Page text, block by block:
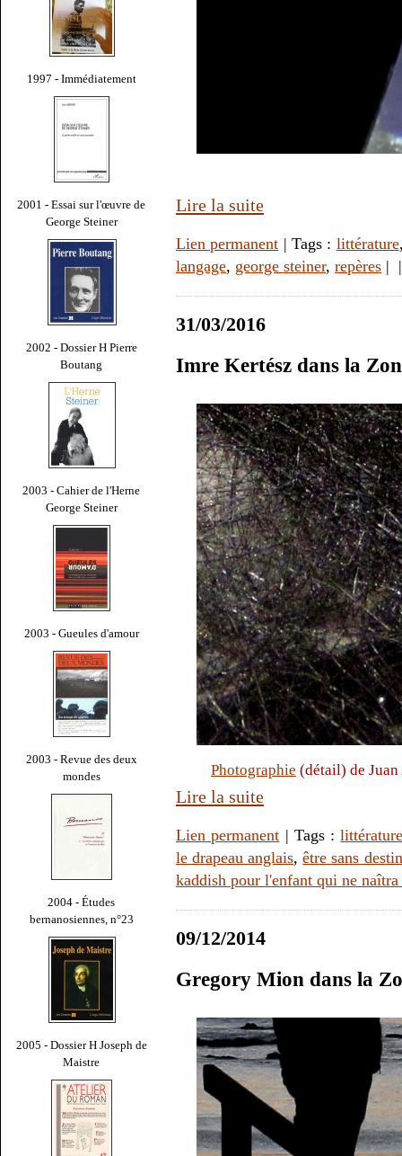
1997 - Immédiatement
2001 - Essai sur l'œuvre de
George Steiner
2002 - Dossier H Pierre
Boutang
2003 - Cahier de l'Herne
George Steiner
2003 - Gueules d'amour
2003 - Revue des deux
mondes
2004 - Études
bernanosiennes, n°23
2005 - Dossier H Joseph de
Maistre
Lire la suite
Lien permanent | Tags : littérature
langage, george steiner, repères |
31/03/2016
Imre Kertész dans la
Photographie (détail) de
Lire la suite
Lien permanent | Tags :
le drapeau anglais,être sans destin
kaddish pour l'enfant qui ne naîtra
09/12/2014
Gregory Mion dans la